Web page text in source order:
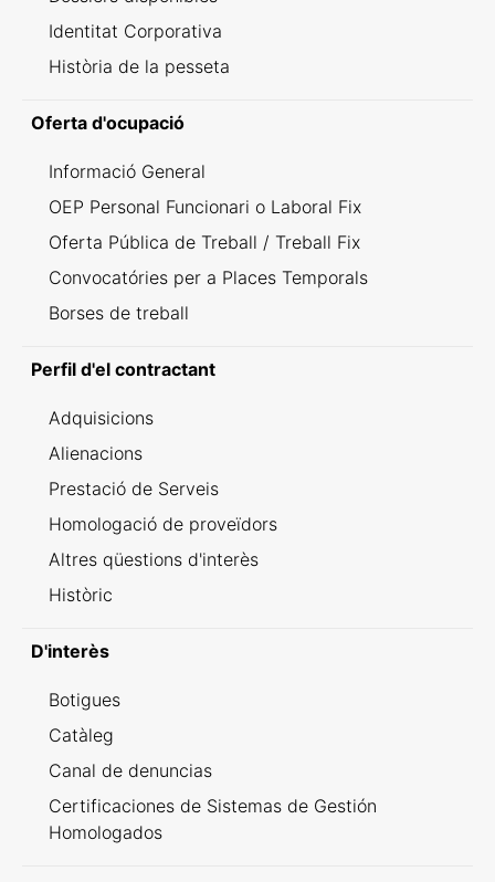
Identitat Corporativa
Història de la pesseta
Oferta d'ocupació
Informació General
OEP Personal Funcionari o Laboral Fix
Oferta Pública de Treball / Treball Fix
Convocatóries per a Places Temporals
Borses de treball
Perfil d'el contractant
Adquisicions
Alienacions
Prestació de Serveis
Homologació de proveïdors
Altres qüestions d'interès
Històric
D'interès
Botigues
Catàleg
Canal de denuncias
Certificaciones de Sistemas de Gestión
Homologados